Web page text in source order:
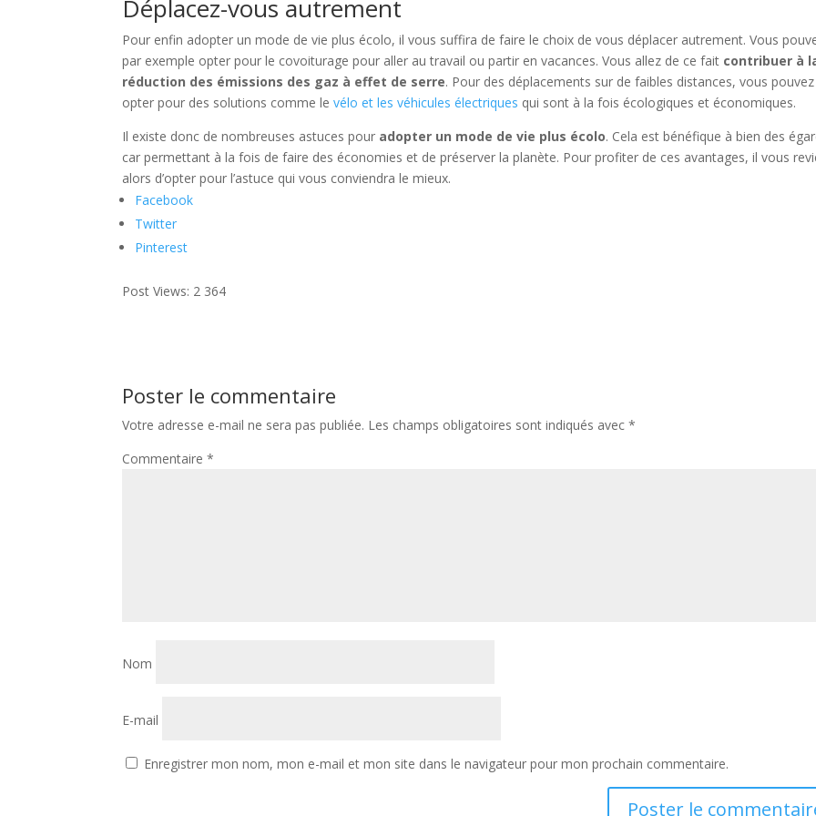
Déplacez-vous autrement
Pour enfin adopter un mode de vie plus écolo, il vous suffira de faire le choix de vous déplacer autrement. Vous
par exemple opter pour le covoiturage pour aller au travail ou partir en vacances. Vous allez de ce fait contribuer à
réduction des émissions des gaz à effet de serre. Pour des déplacements sur de faibles distances, vous pouvez
opter pour des solutions comme levélo et les véhicules électriques qui sont à la fois écologiques et économiques.
Il existe donc de nombreuses astuces pour adopter un mode de vie plus écolo. Cela est bénéfique à bien des
car permettant à la fois de faire des économies et de préserver la planète. Pour profiter de ces avantages, il vous
alors d’opter pour l’astuce qui vous conviendra le mieux.
Facebook
Twitter
Pinterest
Post Views: 2 364
Poster le commentaire
Votre adresse e-mail ne sera pas publiée. Les champs obligatoires sont indiqués avec*
Commentaire*
Nom
E-mail
Enregistrer mon nom, mon e-mail et mon site dans le navigateur pour mon prochain commentaire.